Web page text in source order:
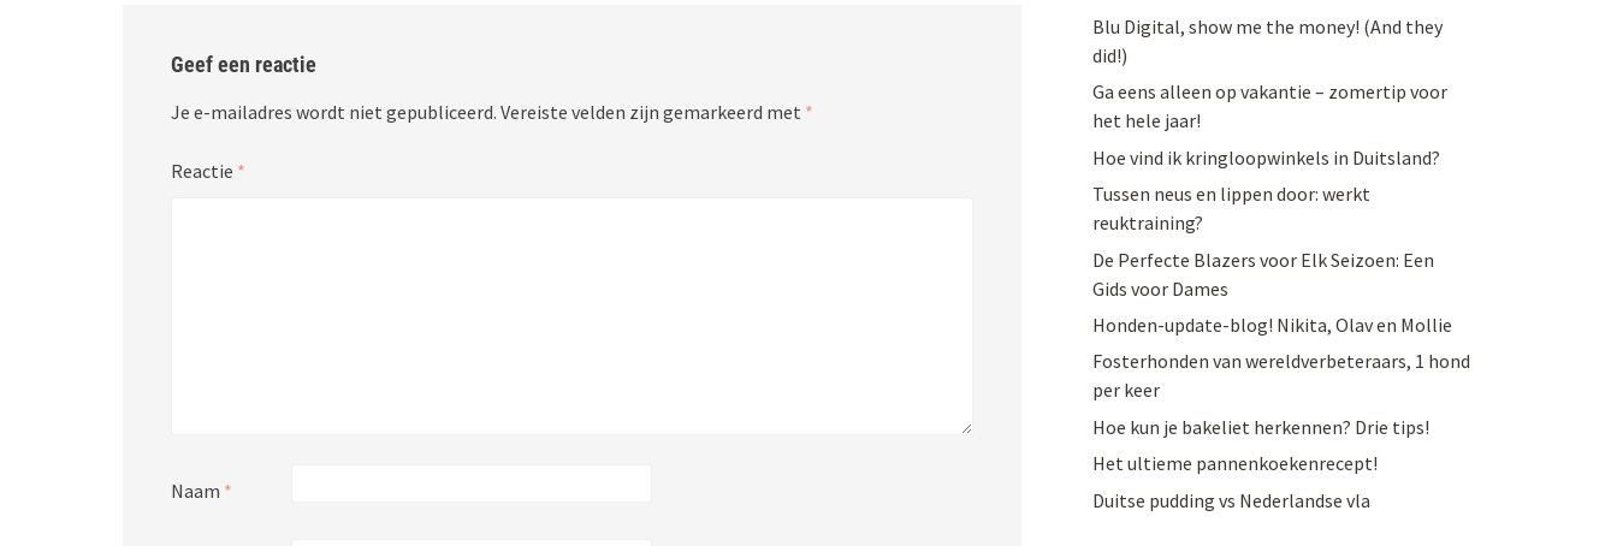
Geef een reactie
Je e-mailadres wordt niet gepubliceerd. Vereiste velden zijn gemarkeerd met *
Reactie *
Naam *
Blu Digital, show me the money! (And they
did!)
Ga eens alleen op vakantie – zomertip voor
het hele jaar!
Hoe vind ik kringloopwinkels in Duitsland?
Tussen neus en lippen door: werkt
reuktraining?
De Perfecte Blazers voor Elk Seizoen: Een
Gids voor Dames
Honden-update-blog! Nikita, Olav en Mollie
Fosterhonden van wereldverbeteraars, 1 hond
per keer
Hoe kun je bakeliet herkennen? Drie tips!
Het ultieme pannenkoekenrecept!
Duitse pudding vs Nederlandse vla